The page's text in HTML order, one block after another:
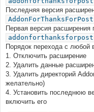
Последняя версия
Первая версия расширения
Порядок перехода с любой
1. Отключить расширение
2. Удалить данные
3. Удалить директорий
желательно)
4. Установить последнюю
включить его